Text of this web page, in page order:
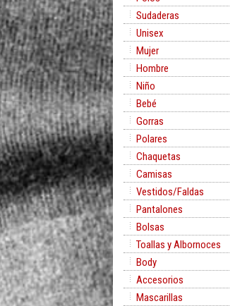
Sudaderas
Unisex
Mujer
Hombre
Niño
Bebé
Gorras
Polares
Chaquetas
Camisas
Vestidos/Faldas
Pantalones
Bolsas
Toallas y Albornoces
Body
Accesorios
Mascarillas